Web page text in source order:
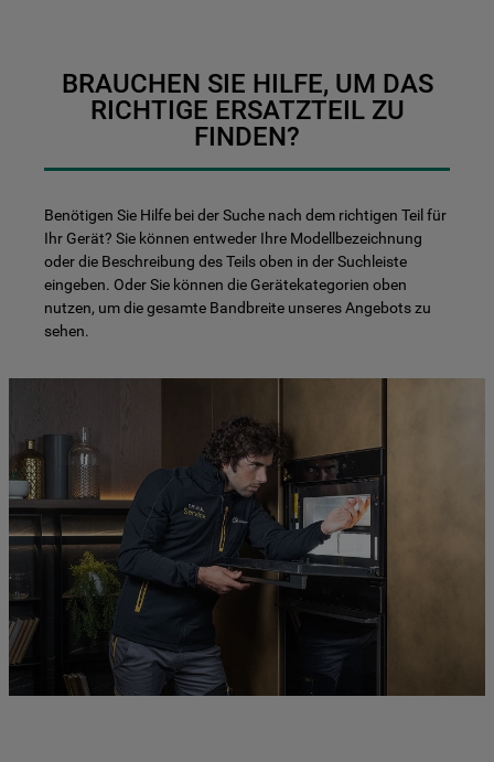
BRAUCHEN SIE HILFE, UM DAS
RICHTIGE ERSATZTEIL ZU
FINDEN?
Benötigen Sie Hilfe bei der Suche nach dem richtigen Teil für
Ihr Gerät? Sie können entweder Ihre Modellbezeichnung
oder die Beschreibung des Teils oben in der Suchleiste
eingeben. Oder Sie können die Gerätekategorien oben
nutzen, um die gesamte Bandbreite unseres Angebots zu
sehen.